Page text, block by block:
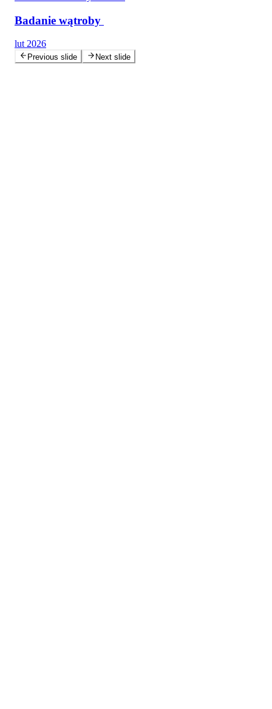
Badanie wątroby
lut 2026
Previous slide Next slide